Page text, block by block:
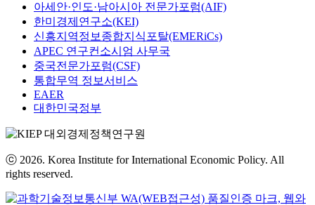
아세안·인도·남아시아 전문가포럼(AIF)
한미경제연구소(KEI)
신흥지역정보종합지식포탈(EMERiCs)
APEC 연구컨소시엄 사무국
중국전문가포럼(CSF)
통합무역 정보서비스
EAER
대한민국정부
ⓒ 2026. Korea Institute for International Economic Policy. All
rights reserved.